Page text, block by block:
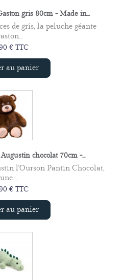
gris 80cm - Made in...
de gris, la peluche géante
€ TTC
au panier
chocolat 70cm -...
l'Ourson Pantin Chocolat,
une...
€ TTC
au panier